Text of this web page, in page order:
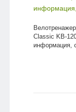
Classic KB-
информация,